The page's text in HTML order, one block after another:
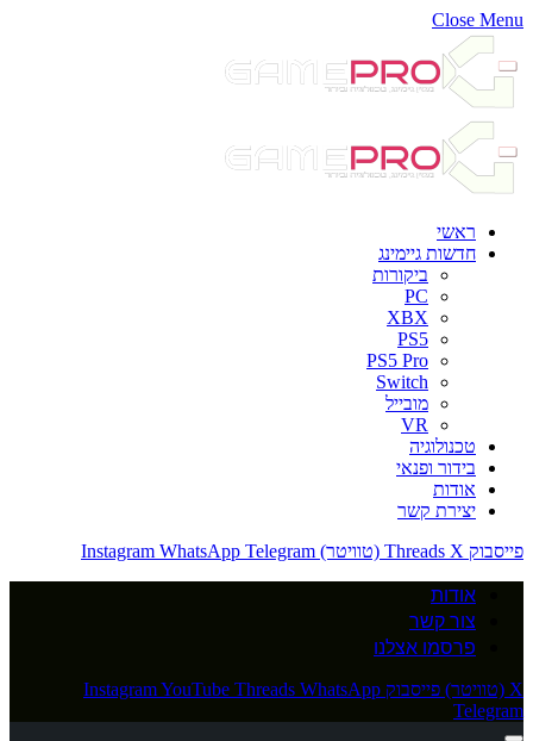
Close Menu
ראשי
חדשות גיימינג
ביקורות
PC
XBX
PS5
PS5 Pro
Switch
מובייל
VR
טכנולוגיה
בידור ופנאי
אודות
יצירת קשר
פייסבוק
Threads X (טוויטר) Instagram WhatsApp Telegram
אודות
צור קשר
פרסמו אצלנו
X (טוויטר) פייסבוק InstagramYouTube Threads WhatsApp
Telegram